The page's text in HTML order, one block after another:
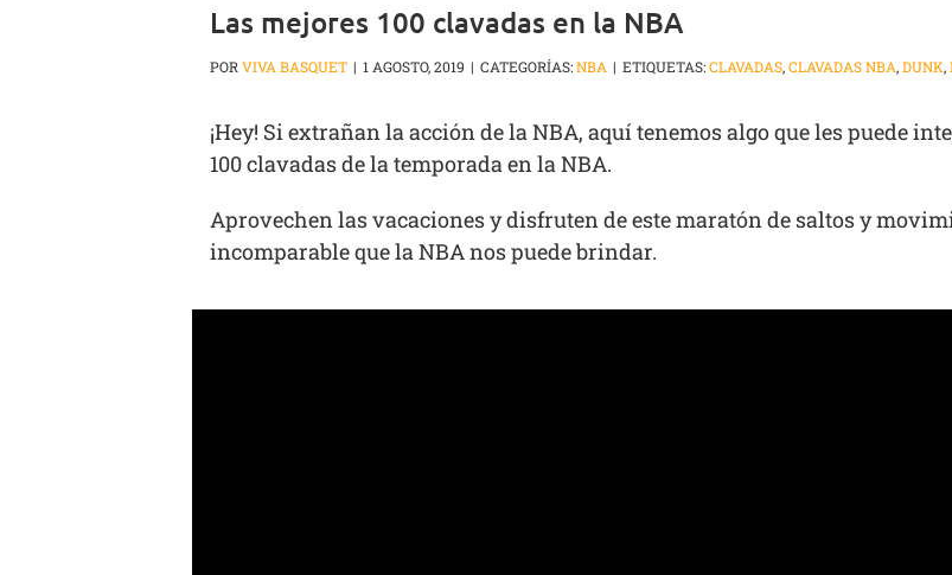
Las mejores 100 clavadas en la NBA
PORVIVA BASQUET | 1 AGOSTO, 2019 | CATEGORÍAS:NBA | ETIQUETAS:CLAVADAS,CLAVADAS NBA,DUNK,
¡Hey! Si extrañan la acción de la NBA, aquí tenemos algo que les puede
100 clavadas de la temporada en la NBA.
Aprovechen las vacaciones y disfruten de este maratón de saltos y
incomparable que la NBA nos puede brindar.